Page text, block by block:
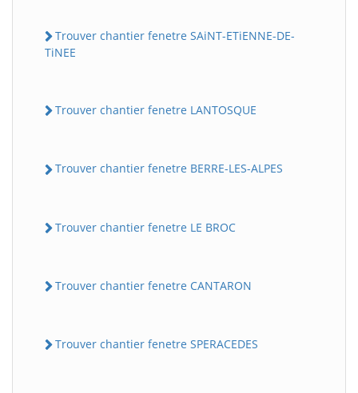
Trouver chantier fenetre SAiNT-ETiENNE-DE-
TiNEE
Trouver chantier fenetre LANTOSQUE
Trouver chantier fenetre BERRE-LES-ALPES
Trouver chantier fenetre LE BROC
Trouver chantier fenetre CANTARON
Trouver chantier fenetre SPERACEDES